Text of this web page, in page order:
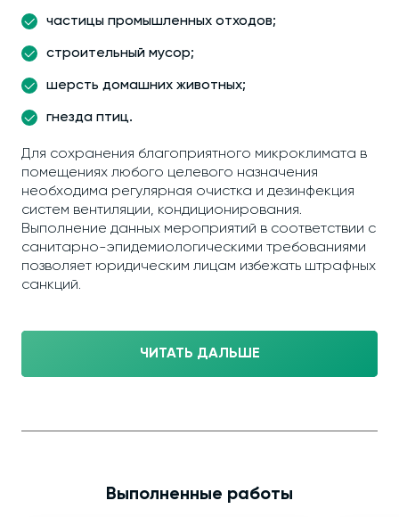
частицы промышленных отходов;
строительный мусор;
шерсть домашних животных;
гнезда птиц.
Для сохранения благоприятного микроклимата в
помещениях любого целевого назначения
необходима регулярная очистка и дезинфекция
систем вентиляции, кондиционирования.
Выполнение данных мероприятий в соответствии с
санитарно-эпидемиологическими требованиями
позволяет юридическим лицам избежать штрафных
санкций.
ЧИТАТЬ ДАЛЬШЕ
Выполненные работы